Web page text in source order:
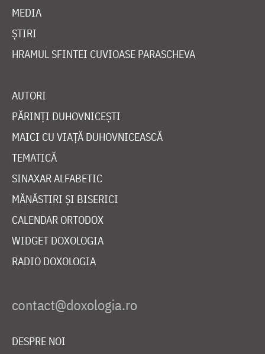
MEDIA
ȘTIRI
HRAMUL SFINTEI CUVIOASE PARASCHEVA
AUTORI
PĂRINȚI DUHOVNICEȘTI
MAICI CU VIAȚĂ DUHOVNICEASCĂ
TEMATICĂ
SINAXAR ALFABETIC
MĂNĂSTIRI ȘI BISERICI
CALENDAR ORTODOX
WIDGET DOXOLOGIA
RADIO DOXOLOGIA
DESPRE NOI